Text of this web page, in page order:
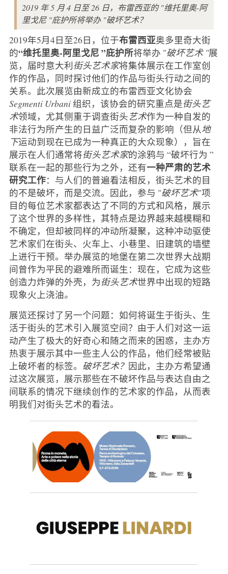
2019 年 5 月 4 日至 26 日，布雷西亚的 "维托里奥-阿
里戈尼 "庇护所将举办 "破坏艺术？
2019年5月4日至26日，位于布雷西亚奥多里奇大街
的“维托里奥-阿里戈尼 ”庇护所将举办 "破坏艺术 "展
览，届时意大利街头艺术家将集体展示在工作室创
作的作品，同时探讨他们的作品与街头行动之间的
关系。此次展览由新成立的布雷西亚文化协会
Segmenti Urbani组织，该协会的研究重点是街头艺
术领域，尤其侧重于调查街头艺术作为一种自发的
非法行为所产生的日益广泛而复杂的影响（但从地
下运动到现在已成为一种真正的大众现象），旨在
展示在人们通常将街头艺术家的涂鸦与 “破坏行为 ”
联系在一起的那些行为之外，还有一种严肃的艺术
研究工作：与人们的普遍看法相反，街头艺术的目
的不是破坏，而是交流。因此，参与 "破坏艺术"项
目的每位艺术家都表达了不同的方式和风格，展示
了这个世界的多样性，其特点是边界越来越模糊和
不确定，但却被同样的冲动所凝聚，这种冲动驱使
艺术家们在街头、火车上、小巷里、旧建筑的墙壁
上进行干预。举办展览的地堡在第二次世界大战期
间曾作为平民的避难所而诞生：现在，它成为这些
创造力炸弹的外壳，为街头艺术世界中出现的短路
现象火上浇油。
展览还探讨了另一个问题：如何将诞生于街头、生
活于街头的艺术引入展览空间？由于人们对这一运
动产生了极大的好奇心和随之而来的困惑，主办方
热衷于展示其中一些主人公的作品，他们经常被贴
上破坏者的标签。 破坏艺术？ 因此，主办方希望通
过这次展览，展示那些在不破坏作品与表达自由之
间联系的情况下继续创作的艺术家的作品，从而表
明我们对街头艺术的看法。